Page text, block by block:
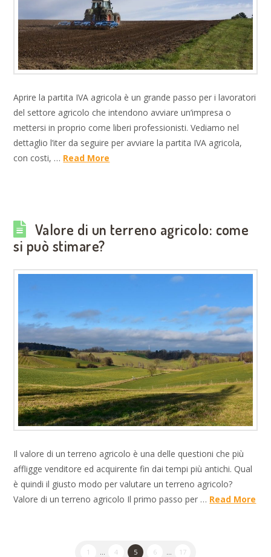
Aprire la partita IVA agricola è un grande passo per i lavoratori
del settore agricolo che intendono avviare un’impresa o
mettersi in proprio come liberi professionisti. Vediamo nel
dettaglio l’iter da seguire per avviare la partita IVA agricola,
con costi, … Read More
Valore di un terreno agricolo: come
si può stimare?
Il valore di un terreno agricolo è una delle questioni che più
affligge venditore ed acquirente fin dai tempi più antichi. Qual
è quindi il giusto modo per valutare un terreno agricolo?
Valore di un terreno agricolo Il primo passo per … Read More
1 4 5 6 17